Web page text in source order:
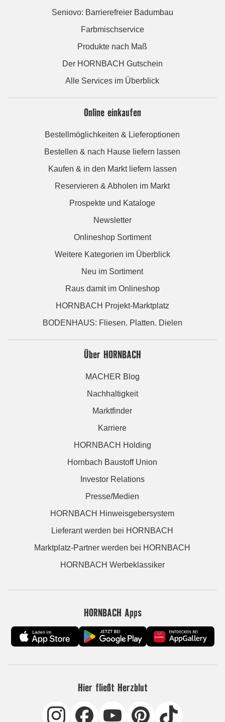
Seniovo: Barrierefreier Badumbau
Farbmischservice
Produkte nach Maß
Der HORNBACH Gutschein
Alle Services im Überblick
Online einkaufen
Bestellmöglichkeiten & Lieferoptionen
Bestellen & nach Hause liefern lassen
Kaufen & in den Markt liefern lassen
Reservieren & Abholen im Markt
Prospekte und Kataloge
Newsletter
Onlineshop Sortiment
Weitere Kategorien im Überblick
Neu im Sortiment
Raus damit im Onlineshop
HORNBACH Projekt-Marktplatz
BODENHAUS: Fliesen. Platten. Dielen
Über HORNBACH
MACHER Blog
Nachhaltigkeit
Marktfinder
Karriere
HORNBACH Holding
Hornbach Baustoff Union
Investor Relations
Presse/Medien
HORNBACH Hinweisgebersystem
Lieferant werden bei HORNBACH
Marktplatz-Partner werden bei HORNBACH
HORNBACH Werbeklassiker
HORNBACH Apps
Hier fließt Herzblut